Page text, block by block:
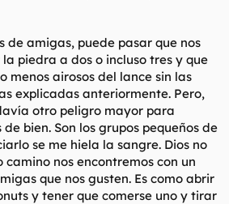
de amigas, puede pasar que nos
piedra a dos o incluso tres y que
menos airosos del lance sin las
explicadas anteriormente. Pero,
otro peligro mayor para
bien. Son los grupos pequeños de
se me hiela la sangre. Dios no
camino nos encontremos con un
que nos gusten. Es como abrir
y tener que comerse uno y tirar